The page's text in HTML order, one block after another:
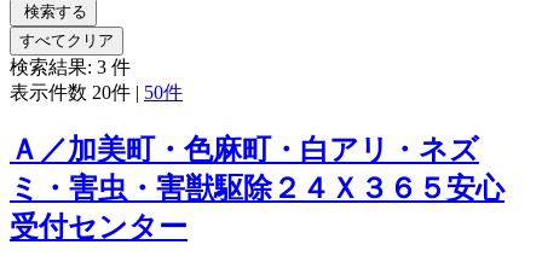
検索する
すべてクリア
検索結果: 3 件
表示件数 20件 | 50件
Ａ／加美町・色麻町・白アリ・ネズ
ミ・害虫・害獣駆除２４Ｘ３６５安心
受付センター